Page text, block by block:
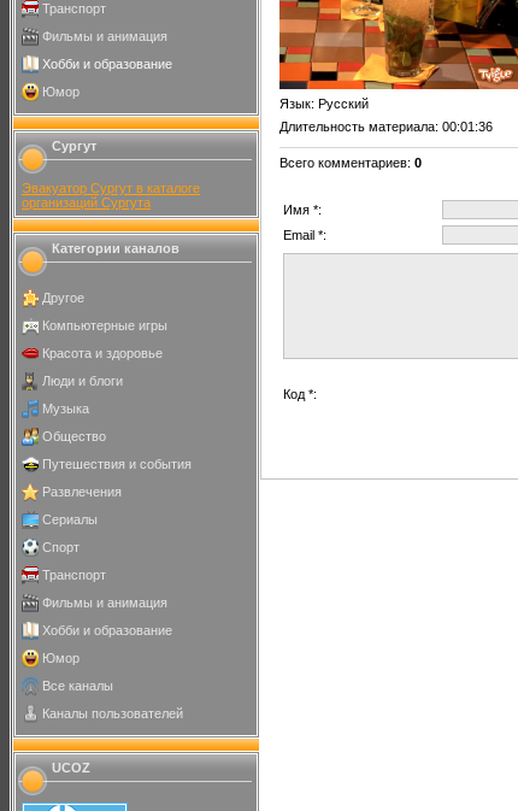
Транспорт
Фильмы и анимация
Хобби и образование
Юмор
Сургут
Эвакуатор Сургут в каталоге
организаций Сургута
Категории каналов
Другое
Компьютерные игры
Красота и здоровье
Люди и блоги
Музыка
Общество
Путешествия и события
Развлечения
Сериалы
Спорт
Транспорт
Фильмы и анимация
Хобби и образование
Юмор
Все каналы
Каналы пользователей
UCOZ
Язык: Русский
Длительность материала: 00:01:36
Всего комментариев: 0
Имя *:
Email *:
Код *: